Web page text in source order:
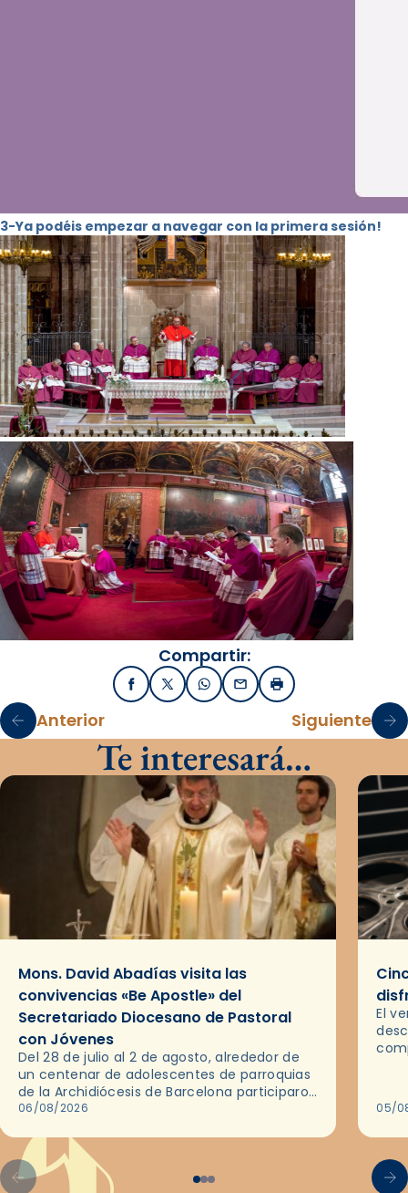
3-Ya podéis empezar a navegar con la primera sesión!
Compartir:
FacebookX / TwitterWhatsApp
EmailImprimir
Anterior Siguiente
Te interesará…
Mons. David Abadías visita las
convivencias «Be Apostle» del
Secretariado Diocesano de Pastoral
con Jóvenes
Del 28 de julio al 2 de agosto, alrededor de
un centenar de adolescentes de parroquias
de la Archidiócesis de Barcelona participaron
en las convivencias Be Apostle, organizadas
06/08/2026
El
05/